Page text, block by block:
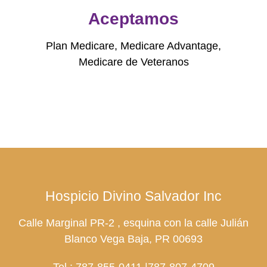
Aceptamos
Plan Medicare, Medicare Advantage,
Medicare de Veteranos
Hospicio Divino Salvador Inc
Calle Marginal PR-2 , esquina con la calle Julián
Blanco Vega Baja, PR 00693